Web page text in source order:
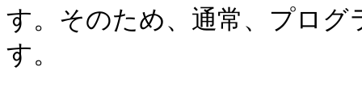
す。そのため、通常、プロ
す。